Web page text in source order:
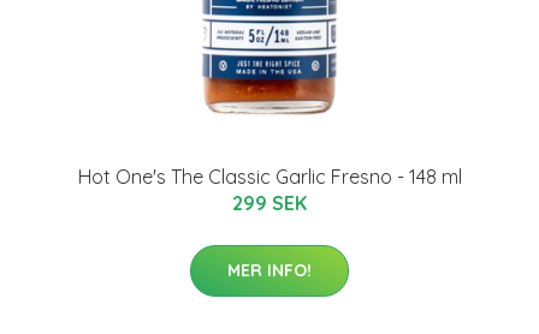
Hot One's The Classic Garlic Fresno - 148 ml
299 SEK
MER INFO!